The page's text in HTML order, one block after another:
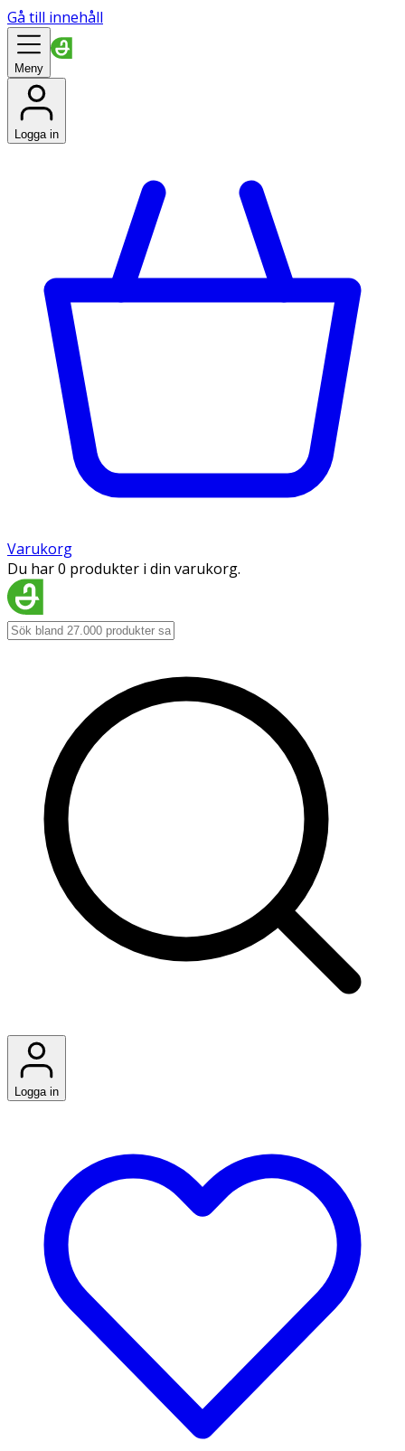
Gå till innehåll
Meny
Logga in
Varukorg
Du har 0 produkter i din varukorg.
Logga in